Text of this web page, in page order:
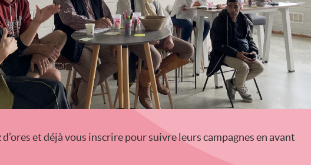
d’ores et déjà vous inscrire pour suivre leurs campagnes en avant